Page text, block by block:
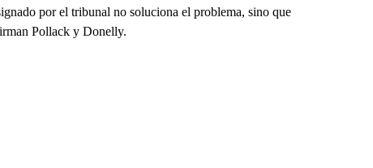
por el tribunal no soluciona el problema, sino que
Pollack y Donelly.